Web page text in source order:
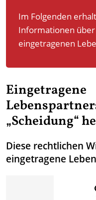
Im Folgenden
Informationen
eingetragenen
Eingetragene
„Scheidung“
Diese rechtlichen
eingetragene